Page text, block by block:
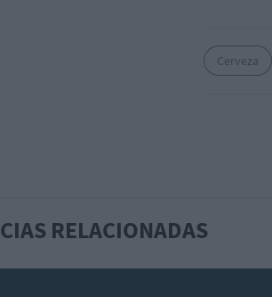
Cerveza
RELACIONADAS